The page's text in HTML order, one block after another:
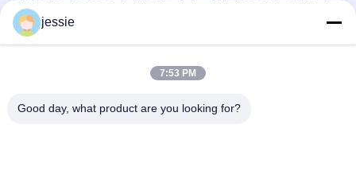
까?
A: 우리의 공장은 중국 광둥 성 포산 시에 위치하고 있습니다. 우리
는 따뜻하게 방문하는 국내외 고객을 환영합니다.
A: 예, 우리는 고객에게 OEM 서비스를 제공할 수 있습니다.
4) Q: 어떻게 몇 가지 샘플을 얻을 수 있습니까?
은 택배 비용을 부담해야합니다. 샘플은 당신의 디자인에 따라 만들
jessie
7:53 PM
Good day, what product are you looking for?